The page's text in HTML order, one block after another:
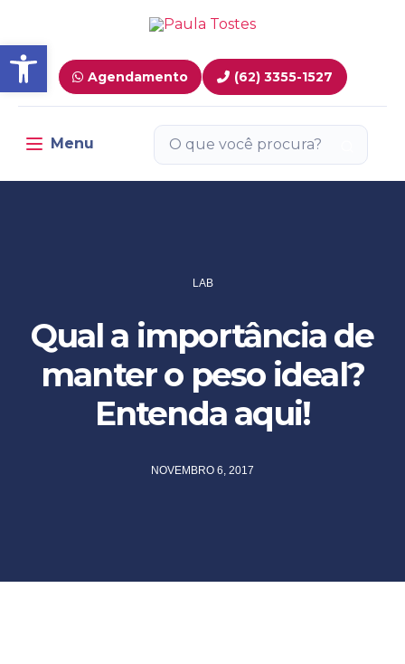
Agendamento (62) 3355-1527
Toggle navigation
Menu
LAB
Qual a importância de
manter o peso ideal?
Entenda aqui!
NOVEMBRO 6, 2017
Barra de Ferramentas